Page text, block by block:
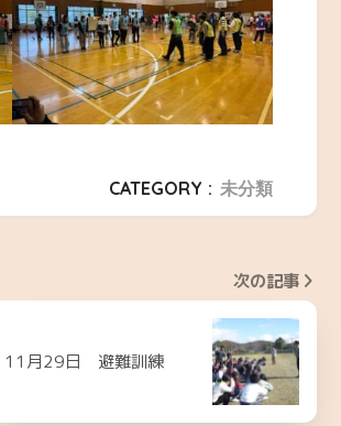
CATEGORY : 未分類
次の記事
11月29日 避難訓練